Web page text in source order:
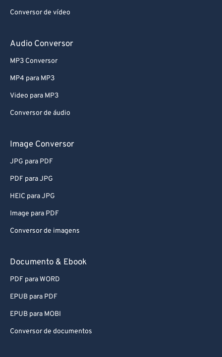
Conversor de vídeo
Audio Conversor
MP3 Conversor
MP4 para MP3
Video para MP3
Conversor de áudio
Image Conversor
JPG para PDF
PDF para JPG
HEIC para JPG
Image para PDF
Conversor de imagens
Documento & Ebook
PDF para WORD
EPUB para PDF
EPUB para MOBI
Conversor de documentos